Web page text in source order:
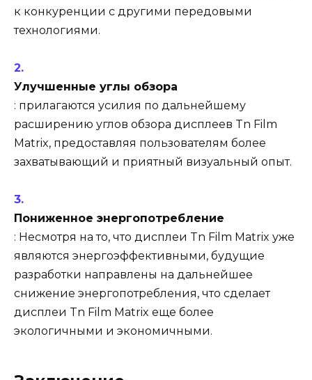
к конкуренции с другими передовыми
технологиями.
Улучшенные углы обзора
: прилагаются усилия по дальнейшему
расширению углов обзора дисплеев Tn Film
Matrix, предоставляя пользователям более
захватывающий и приятный визуальный опыт.
Пониженное энергопотребление
: Несмотря на то, что дисплеи Tn Film Matrix уже
являются энергоэффективными, будущие
разработки направлены на дальнейшее
снижение энергопотребления, что сделает
дисплеи Tn Film Matrix еще более
экологичными и экономичными.